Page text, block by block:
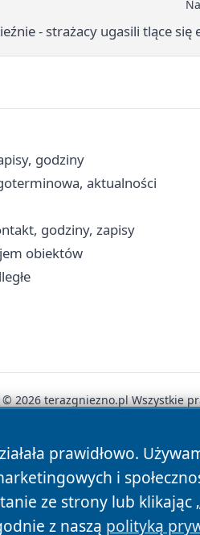
- strażacy ugasili tlące się
godziny
aktualności
godziny, zapisy
obiektów
prawidłowo.
i
ze strony lub klikając
z naszą polityką
2026 terazgniezno.pl Wszystkie
Polityka Prywatności